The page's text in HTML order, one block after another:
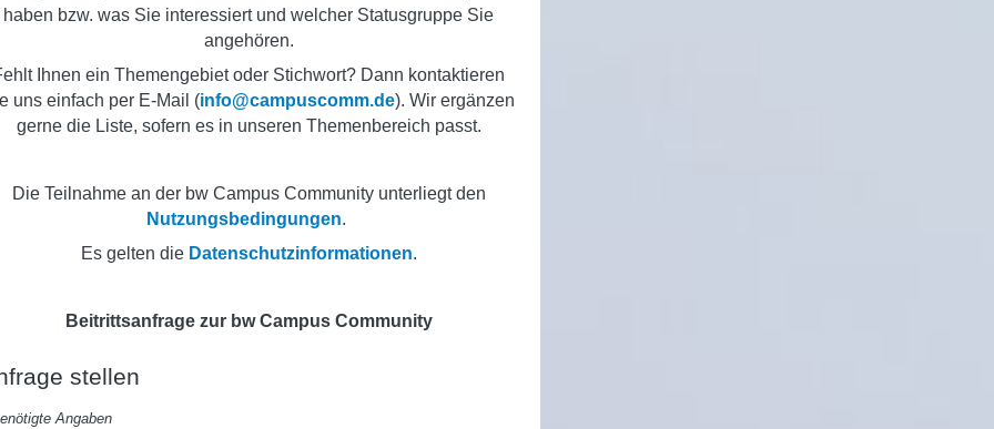
haben bzw. was Sie interessiert und welcher Statusgruppe Sie
angehören.
Ihnen ein Themengebiet oder Stichwort? Dann kontaktieren
uns einfach per E-Mail (info@campuscomm.de). Wir ergänzen
gerne die Liste, sofern es in unseren Themenbereich passt.
Die Teilnahme an der bw Campus Community unterliegt den
Nutzungsbedingungen.
Es gelten die Datenschutzinformationen.
Beitrittsanfrage zur bw Campus Community
stellen
Angaben